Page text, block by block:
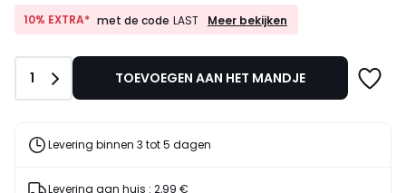
van
€
40%
10% EXTRA* met de code LAST
10%
code
LAST
Meer bekijken
Aantal
1 TOEVOEGEN AAN HET MANDJE
Levering binnen 3 tot 5 dagen
Levering aan huis : 2,99 €